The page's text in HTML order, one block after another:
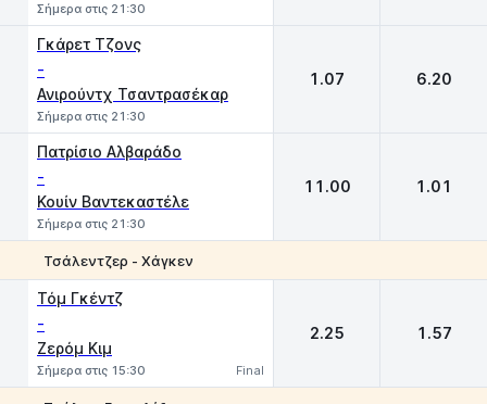
Σήμερα στις 21:30
Γκάρετ Τζονς
-
Ανιρούντχ Τσαντρασέκαρ
Σήμερα στις 21:30
1.07 6.20
Πατρίσιο Αλβαράδο
-
Κουίν Βαντεκαστέλε
Σήμερα στις 21:30
11.00 1.01
Τσάλεντζερ - Χάγκεν
Τόμ Γκέντζ
-
Ζερόμ Κιμ
Σήμερα στις 15:30 Final
2.25 1.57